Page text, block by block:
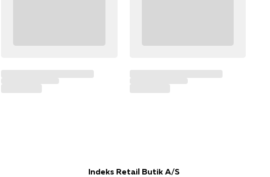
Indeks Retail Butik A/S